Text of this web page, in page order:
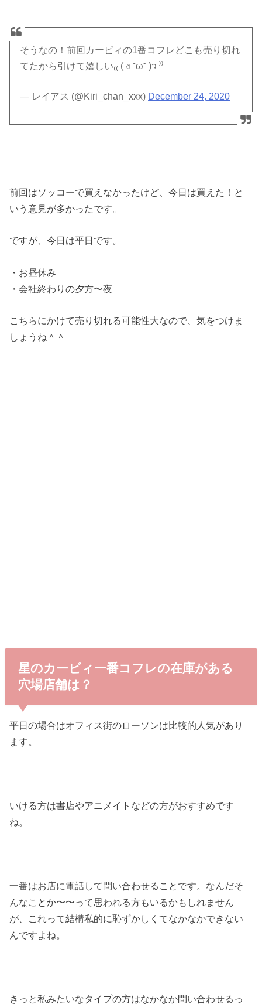
そうなの！前回カービィの1番コフレどこも売り切れ
てたから引けて嬉しい₍₍ ( ง ˘ω˘ )ว ⁾⁾
— レイアス (@Kiri_chan_xxx) December 24, 2020
前回はソッコーで買えなかったけど、今日は買えた！と
いう意見が多かったです。
ですが、今日は平日です。
・お昼休み
・会社終わりの夕方〜夜
こちらにかけて売り切れる可能性大なので、気をつけま
しょうね＾＾
星のカービィ一番コフレの在庫がある
穴場店舗は？
平日の場合はオフィス街のローソンは比較的人気があり
ます。
いける方は書店やアニメイトなどの方がおすすめです
ね。
一番はお店に電話して問い合わせることです。なんだそ
んなことか〜〜って思われる方もいるかもしれません
が、これって結構私的に恥ずかしくてなかなかできない
んですよね。
きっと私みたいなタイプの方はなかなか問い合わせるっ